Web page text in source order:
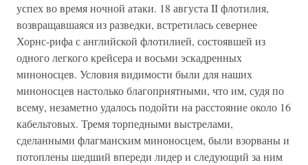
успех во время ночной атаки. 18 августа II флотилия,
возвращавшаяся из разведки, встретилась севернее
Хорнс-рифа с английской флотилией, состоявшей из
одного легкого крейсера и восьми эскадренных
миноносцев. Условия видимости были для наших
миноносцев настолько благоприятными, что им, судя по
всему, незаметно удалось подойти на расстояние около 16
кабельтовых. Тремя торпедными выстрелами,
сделанными флагманским миноносцем, были взорваны и
потоплены шедший впереди лидер и следующий за ним